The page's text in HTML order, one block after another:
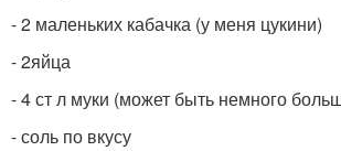
- 2 маленьких кабачка (у меня цукини)
- 2яйца
- 4 ст л муки (может быть немного
- соль по вкусу